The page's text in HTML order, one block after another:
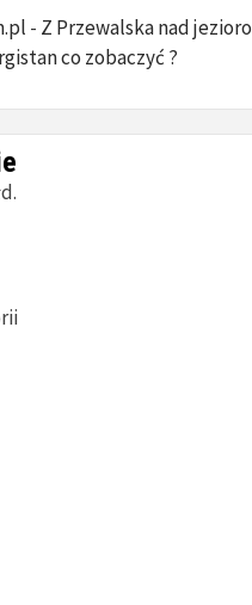
- Z Przewalska nad jezioro
co zobaczyć ?